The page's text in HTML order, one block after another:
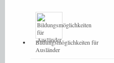
Bildungsmöglichkeiten für
Ausländer